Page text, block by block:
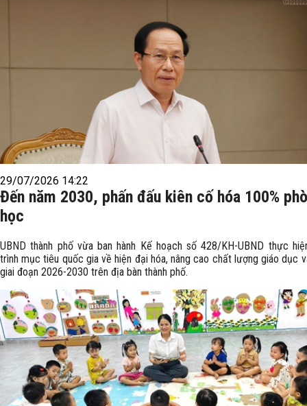
29/07/2026 14:22
Đến năm 2030, phấn đấu kiên cố hóa 100%
học
UBND thành phố vừa ban hành Kế hoạch số 428/KH-UBND thực
trình mục tiêu quốc gia về hiện đại hóa, nâng cao chất lượng giáo dục
giai đoạn 2026-2030 trên địa bàn thành phố.